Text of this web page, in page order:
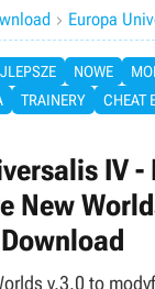
 Europa
NOWE
TRAINERY CHEAT
IV -
New
Download
v.3.0 to